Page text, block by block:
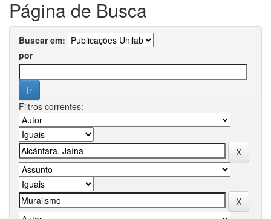
Página de Busca
Buscar em:
por
Filtros correntes: